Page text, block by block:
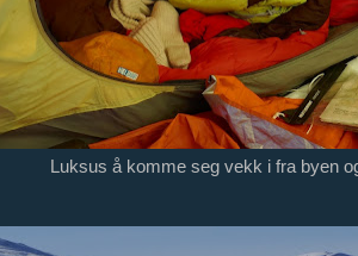
Luksus å komme seg vekk i fra byen